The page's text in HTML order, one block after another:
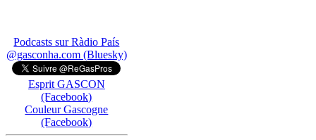
Podcasts sur Ràdio País
@gasconha.com (Bluesky)
Esprit GASCON
(Facebook)
Couleur Gascogne
(Facebook)